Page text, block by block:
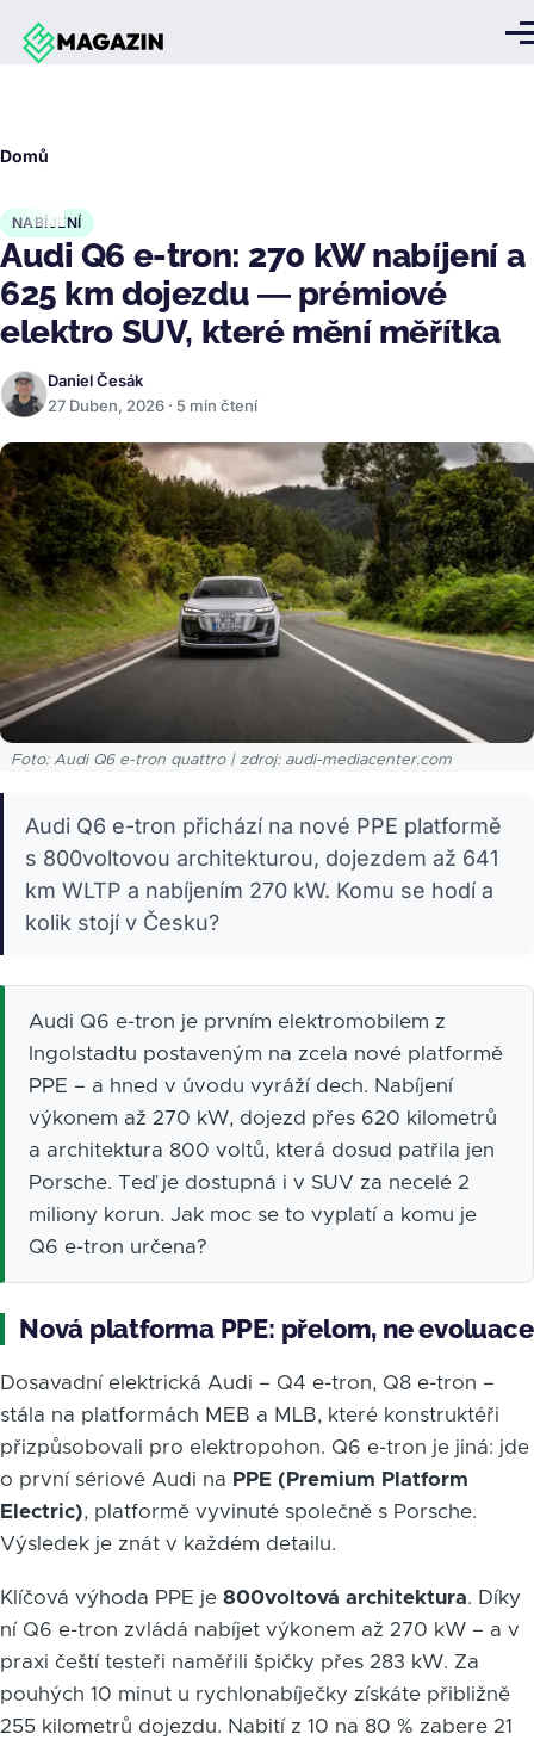
Přejít k hlavnímu obsahu
Domů
NABÍJENÍ
Audi Q6 e-tron: 270 kW nabíjení a
625 km dojezdu — prémiové
elektro SUV, které mění měřítka
Daniel Česák
27 Duben, 2026 · 5 min čtení
Foto: Audi Q6 e-tron quattro | zdroj: audi-mediacenter.com
Audi Q6 e-tron přichází na nové PPE platformě
s 800voltovou architekturou, dojezdem až 641
km WLTP a nabíjením 270 kW. Komu se hodí a
kolik stojí v Česku?
Audi Q6 e-tron je prvním elektromobilem z
Ingolstadtu postaveným na zcela nové platformě
PPE – a hned v úvodu vyráží dech. Nabíjení
výkonem až 270 kW, dojezd přes 620 kilometrů
a architektura 800 voltů, která dosud patřila jen
Porsche. Teď je dostupná i v SUV za necelé 2
miliony korun. Jak moc se to vyplatí a komu je
Q6 e-tron určena?
Nová platforma PPE: přelom, ne evoluace
Dosavadní elektrická Audi – Q4 e-tron, Q8 e-tron –
stála na platformách MEB a MLB, které konstruktéři
přizpůsobovali pro elektropohon. Q6 e-tron je jiná: jde
o první sériové Audi na PPE (Premium Platform
Electric), platformě vyvinuté společně s Porsche.
Výsledek je znát v každém detailu.
Klíčová výhoda PPE je 800voltová architektura. Díky
ní Q6 e-tron zvládá nabíjet výkonem až 270 kW – a v
praxi čeští testeři naměřili špičky přes 283 kW. Za
pouhých 10 minut u rychlonabíječky získáte přibližně
255 kilometrů dojezdu. Nabití z 10 na 80 % zabere 21